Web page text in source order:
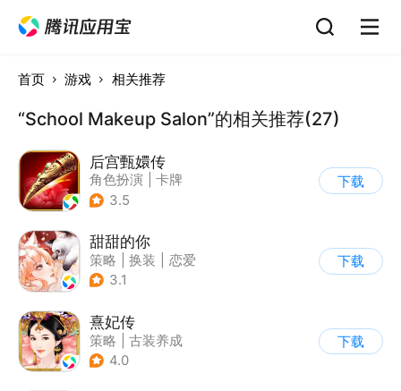
首页 游戏 相关推荐
“School Makeup Salon”的相关推荐(27)
后宫甄嬛传
角色扮演
卡牌
| 架空历史
3.5
下载
甜甜的你
策略 换装
恋爱
| 乙女
3.1
下载
熹妃传
策略
古装养成
| 架空历史
4.0
下载